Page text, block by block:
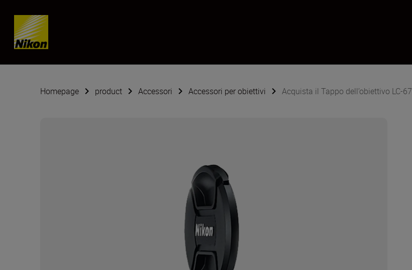
Skip content
Homepage product Accessori Accessori per obiettivi Acquista il Tappo dell’obiettivo LC-67